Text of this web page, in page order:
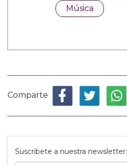
Música
Comparte
Suscribete a nuestra newsletter: